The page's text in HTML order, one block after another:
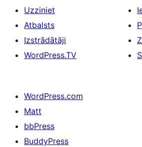
Uzziniet
Atbalsts
Izstrādātāji
WordPress.TV
WordPress.com
Matt
bbPress
BuddyPress